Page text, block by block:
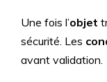
Une fois l’objet
sécurité. Les
avant validation.